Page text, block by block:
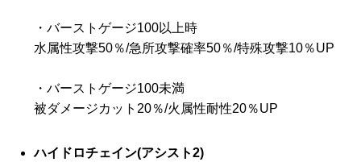
・バーストゲージ100以上時
水属性攻撃50％/急所攻撃確率50％/特殊攻撃10％UP
・バーストゲージ100未満
被ダメージカット20％/火属性耐性20％UP
ハイドロチェイン(アシスト2)